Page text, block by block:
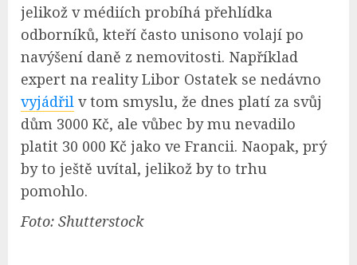
jelikož v médiích probíhá přehlídka
odborníků, kteří často unisono volají po
navýšení daně z nemovitosti. Například
expert na reality Libor Ostatek se nedávno
vyjádřil v tom smyslu, že dnes platí za svůj
dům 3000 Kč, ale vůbec by mu nevadilo
platit 30 000 Kč jako ve Francii. Naopak, prý
by to ještě uvítal, jelikož by to trhu
pomohlo.
Foto: Shutterstock